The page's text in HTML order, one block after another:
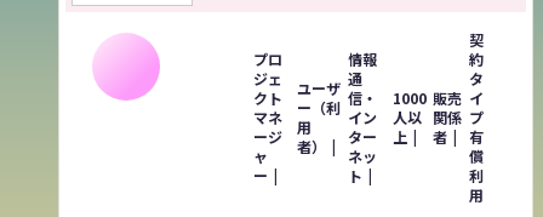
プロ
ジェ
クト
マネ
ージ
ャ
ー
ユーザ
ー（利
用
者）
情報
通
信・
イン
ター
ネッ
ト
1000
人以
上
販売
関係
者
契
約
タ
イ
プ
有
償
利
用